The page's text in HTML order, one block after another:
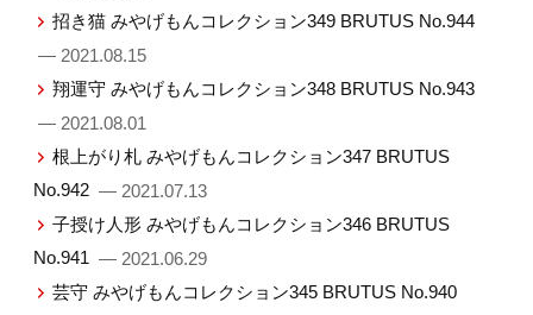
招き猫 みやげもんコレクション349 BRUTUS No.944
— 2021.08.15
翔運守 みやげもんコレクション348 BRUTUS No.943
— 2021.08.01
根上がり札 みやげもんコレクション347 BRUTUS
No.942 — 2021.07.13
子授け人形 みやげもんコレクション346 BRUTUS
No.941 — 2021.06.29
芸守 みやげもんコレクション345 BRUTUS No.940